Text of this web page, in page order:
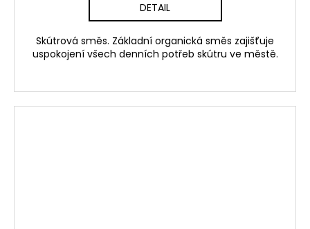
DETAIL
Skútrová směs. Základní organická směs zajišťuje
uspokojení všech denních potřeb skútru ve městě.